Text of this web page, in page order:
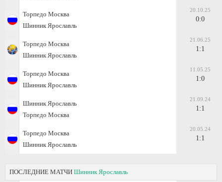
Торпедо Москва
Шинник Ярославль
20.10.25
0:0
Торпедо Москва
Шинник Ярославль
21.06.25
1:1
Торпедо Москва
Шинник Ярославль
11.05.25
1:0
Шинник Ярославль
Торпедо Москва
21.09.24
1:1
Торпедо Москва
Шинник Ярославль
20.05.24
1:1
ПОСЛЕДНИЕ МАТЧИ Шинник Ярославль